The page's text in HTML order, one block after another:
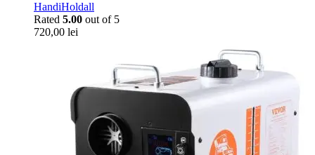
HandiHoldall
Rated 5.00 out of 5
720,00 lei